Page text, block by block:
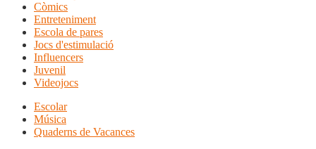
Còmics
Entreteniment
Escola de pares
Jocs d'estimulació
Influencers
Juvenil
Videojocs
Escolar
Música
Quaderns de Vacances